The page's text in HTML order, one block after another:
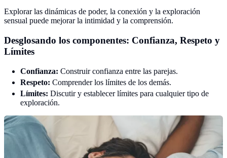
Explorar las dinámicas de poder, la conexión y la exploración
sensual puede mejorar la intimidad y la comprensión.
Desglosando los componentes: Confianza, Respeto y
Límites
Confianza: Construir confianza entre las parejas.
Respeto: Comprender los límites de los demás.
Límites: Discutir y establecer límites para cualquier tipo de
exploración.